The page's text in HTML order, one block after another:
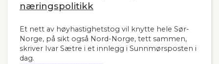
næringspolitikk
Et nett av høyhastighetstog vil knytte hele Sør-
Norge, på sikt også Nord-Norge, tett sammen,
skriver Ivar Sætre i et innlegg i Sunnmørsposten i
dag.